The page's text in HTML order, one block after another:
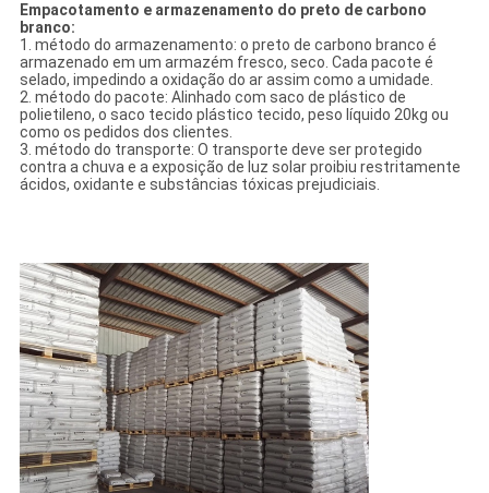
Empacotamento e armazenamento do preto de carbono
branco:
1. método do armazenamento: o preto de carbono branco é
armazenado em um armazém fresco, seco. Cada pacote é
selado, impedindo a oxidação do ar assim como a umidade.
2. método do pacote: Alinhado com saco de plástico de
polietileno, o saco tecido plástico tecido, peso líquido 20kg ou
como os pedidos dos clientes.
3. método do transporte: O transporte deve ser protegido
contra a chuva e a exposição de luz solar proibiu restritamente
ácidos, oxidante e substâncias tóxicas prejudiciais.